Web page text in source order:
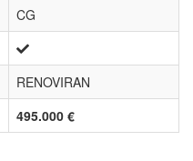
CG
RENOVIRAN
495.000 €